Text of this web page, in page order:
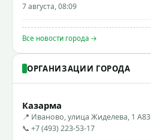
7 августа, 08:09
Все новости города →
ОРГАНИЗАЦИИ ГОРОДА
Казарма
📍 Иваново, улица Жиделева, 1 А83
📞 +7 (493) 223-53-17